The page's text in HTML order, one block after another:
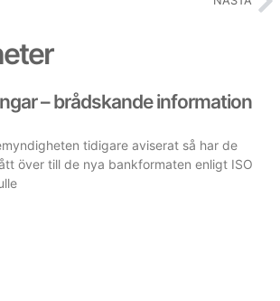
– brådskande information
tidigare aviserat så har de
över till de nya bankformaten enligt ISO